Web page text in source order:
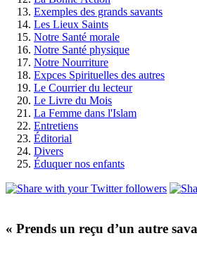
Exemples des grands savants
Les Lieux Saints
Notre Santé morale
Notre Santé physique
Notre Nourriture
Expces Spirituelles des autres
Le Courrier du lecteur
Le Livre du Mois
La Femme dans l'Islam
Entretiens
Éditorial
Divers
Éduquer nos enfants
« Prends un reçu d’un autre